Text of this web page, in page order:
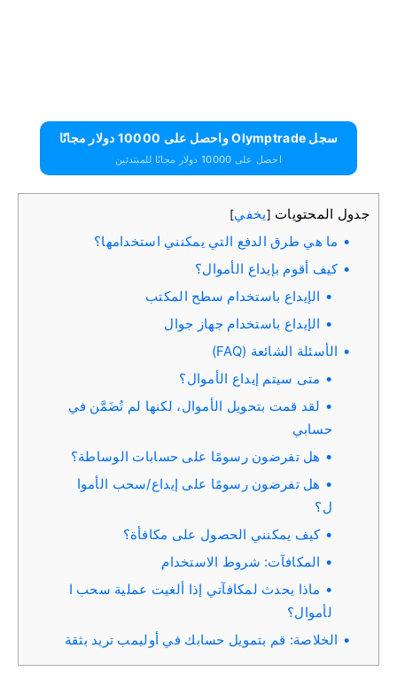
سجل Olymptrade واحصل على 10000 دولار مجانًا
احصل على 10000 دولار مجانًا للمبتدئين
جدول المحتويات [يخفي]
ما هي طرق الدفع التي يمكنني استخدامها؟
كيف أقوم بإيداع الأموال؟
الإيداع باستخدام سطح المكتب
الإيداع باستخدام جهاز جوال
الأسئلة الشائعة (FAQ)
متى سيتم إيداع الأموال؟
لقد قمت بتحويل الأموال، لكنها لم تُضَمَّن في
حسابي
هل تفرضون رسومًا على حسابات الوساطة؟
هل تفرضون رسومًا على إيداع/سحب الأموا
ل؟
كيف يمكنني الحصول على مكافأة؟
المكافآت: شروط الاستخدام
ماذا يحدث لمكافآتي إذا ألغيت عملية سحب ا
لأموال؟
الخلاصة: قم بتمويل حسابك في أوليمب تريد بثقة